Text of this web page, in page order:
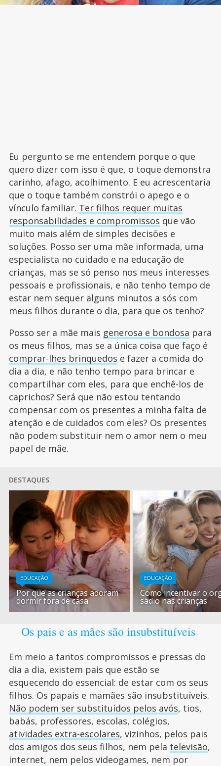
Eu pergunto se me entendem porque o que
quero dizer com isso é que, o toque demonstra
carinho, afago, acolhimento. E eu acrescentaria
que o toque também constrói o apego e o
vínculo familiar. Ter filhos requer muitas
responsabilidades e compromissos que vão
muito mais além de simples decisões e
soluções. Posso ser uma mãe informada, uma
especialista no cuidado e na educação de
crianças, mas se só penso nos meus interesses
pessoais e profissionais, e não tenho tempo de
estar nem sequer alguns minutos a sós com
meus filhos durante o dia, para que os tenho?
Posso ser a mãe mais generosa e bondosa para
os meus filhos, mas se a única coisa que faço é
comprar-lhes brinquedos e fazer a comida do
dia a dia, e não tenho tempo para brincar e
compartilhar com eles, para que enchê-los de
caprichos? Será que não estou tentando
compensar com os presentes a minha falta de
atenção e de cuidados com eles? Os presentes
não podem substituir nem o amor nem o meu
papel de mãe.
DESTAQUES
EDUCAÇÃO
Por que as crianças adoram
dormir fora de casa
EDUCAÇÃO
Como incentivar o
sadio nas crianças
Os pais e as mães são insubstituíveis
Em meio a tantos compromissos e pressas do
dia a dia, existem pais que estão se
esquecendo do essencial: de estar com os seus
filhos. Os papais e mamães são insubstituíveis.
Não podem ser substituídos pelos avós, tios,
babás, professores, escolas, colégios,
atividades extra-escolares, vizinhos, pelos pais
dos amigos dos seus filhos, nem pela televisão,
internet, nem pelos videogames, nem por